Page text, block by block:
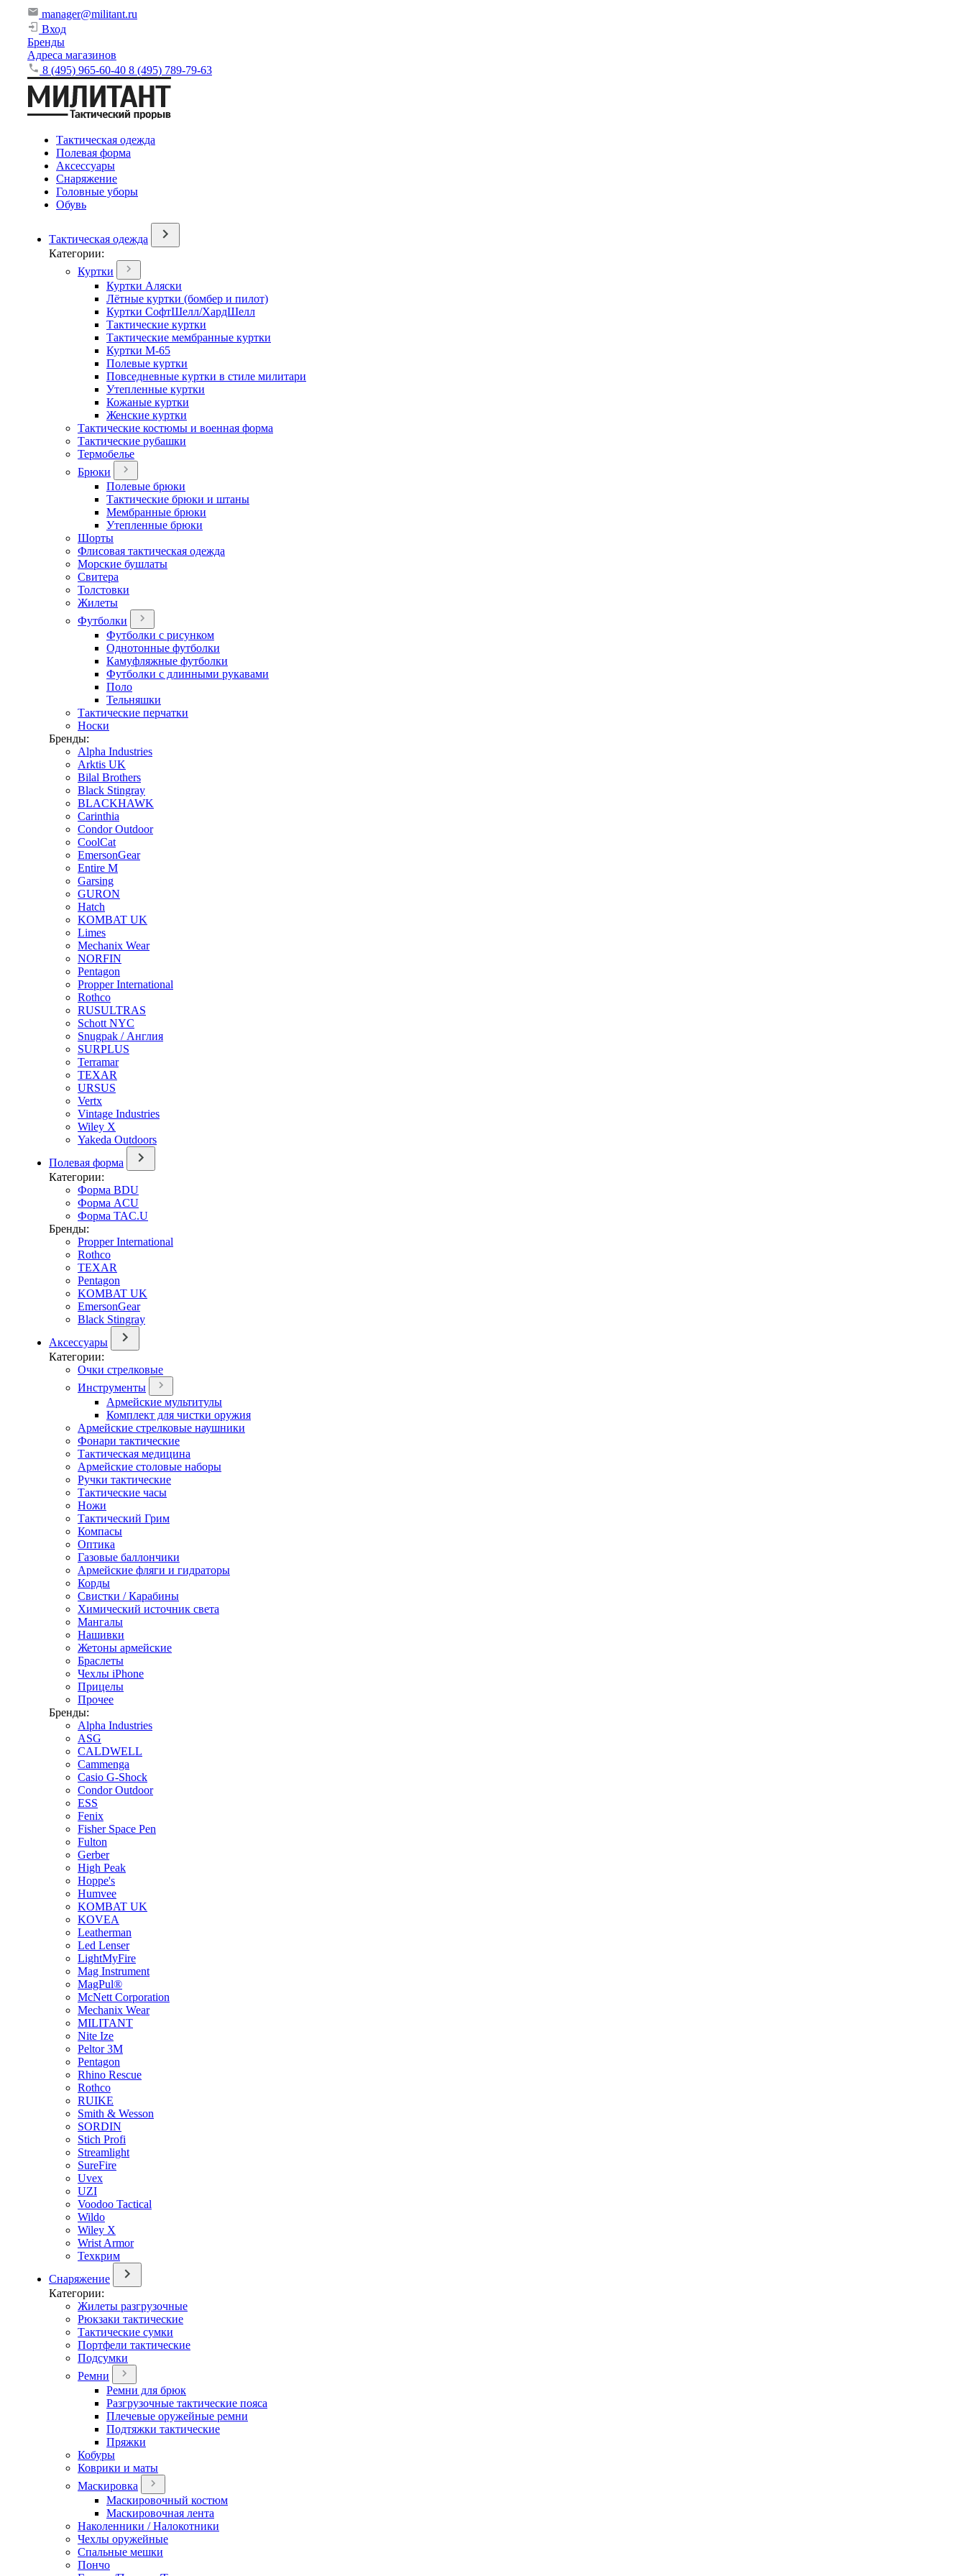
manager@militant.ru
Вход
Бренды
Адреса магазинов
8 (495) 965-60-40 8 (495) 789-79-63
Тактическая одежда
Полевая форма
Аксессуары
Снаряжение
Головные уборы
Обувь
Тактическая одежда
Категории:
Куртки
Куртки Аляски
Лётные куртки (бомбер и пилот)
Куртки СофтШелл/ХардШелл
Тактические куртки
Тактические мембранные куртки
Куртки М-65
Полевые куртки
Повседневные куртки в стиле милитари
Утепленные куртки
Кожаные куртки
Женские куртки
Тактические костюмы и военная форма
Тактические рубашки
Термобелье
Брюки
Полевые брюки
Тактические брюки и штаны
Мембранные брюки
Утепленные брюки
Шорты
Флисовая тактическая одежда
Морские бушлаты
Свитера
Толстовки
Жилеты
Футболки
Футболки с рисунком
Однотонные футболки
Камуфляжные футболки
Футболки с длинными рукавами
Поло
Тельняшки
Тактические перчатки
Носки
Бренды:
Alpha Industries
Arktis UK
Bilal Brothers
Black Stingray
BLACKHAWK
Carinthia
Condor Outdoor
CoolCat
EmersonGear
Entire M
Garsing
GURON
Hatch
KOMBAT UK
Limes
Mechanix Wear
NORFIN
Pentagon
Propper International
Rothco
RUSULTRAS
Schott NYC
Snugpak / Англия
SURPLUS
Terramar
TEXAR
URSUS
Vertx
Vintage Industries
Wiley X
Yakeda Outdoors
Полевая форма
Категории:
Форма BDU
Форма ACU
Форма TAC.U
Бренды:
Propper International
Rothco
TEXAR
Pentagon
KOMBAT UK
EmersonGear
Black Stingray
Аксессуары
Категории:
Очки стрелковые
Инструменты
Армейские мультитулы
Комплект для чистки оружия
Армейские стрелковые наушники
Фонари тактические
Тактическая медицина
Армейские столовые наборы
Ручки тактические
Тактические часы
Ножи
Тактический Грим
Компасы
Оптика
Газовые баллончики
Армейские фляги и гидраторы
Корды
Свистки / Карабины
Химический источник света
Мангалы
Нашивки
Жетоны армейские
Браслеты
Чехлы iPhone
Прицелы
Прочее
Бренды:
Alpha Industries
ASG
CALDWELL
Cammenga
Casio G-Shock
Condor Outdoor
ESS
Fenix
Fisher Space Pen
Fulton
Gerber
High Peak
Hoppe's
Humvee
KOMBAT UK
KOVEA
Leatherman
Led Lenser
LightMyFire
Mag Instrument
MagPul®
McNett Corporation
Mechanix Wear
MILITANT
Nite Ize
Peltor 3M
Pentagon
Rhino Rescue
Rothco
RUIKE
Smith & Wesson
SORDIN
Stich Profi
Streamlight
SureFire
Uvex
UZI
Voodoo Tactical
Wildo
Wiley X
Wrist Armor
Техкрим
Снаряжение
Категории:
Жилеты разгрузочные
Рюкзаки тактические
Тактические сумки
Портфели тактические
Подсумки
Ремни
Ремни для брюк
Разгрузочные тактические пояса
Плечевые оружейные ремни
Подтяжки тактические
Пряжки
Кобуры
Коврики и маты
Маскировка
Маскировочный костюм
Маскировочная лента
Наколенники / Налокотники
Чехлы оружейные
Спальные мешки
Пончо